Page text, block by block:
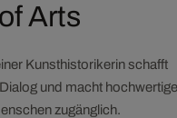
Arts
Kunsthistorikerin schafft
und macht hochwertige
zugänglich.